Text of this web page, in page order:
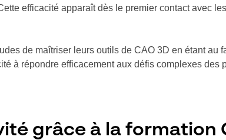
efficacité apparaît dès le premier contact avec
de maîtriser leurs outils de CAO 3D en étant au
à répondre efficacement aux défis complexes des
grâce à la formation